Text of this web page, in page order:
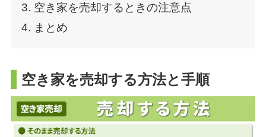
3. 空き家を売却するときの注意点
4. まとめ
空き家を売却する方法と手順